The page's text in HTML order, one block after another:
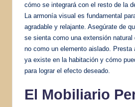
cómo se integrará con el resto de la
La armonía visual es fundamental
agradable y relajante. Asegúrate de
se sienta como una extensión
no como un elemento aislado. Presta
ya existe en la habitación y cómo
para lograr el efecto deseado.
El Mobiliario